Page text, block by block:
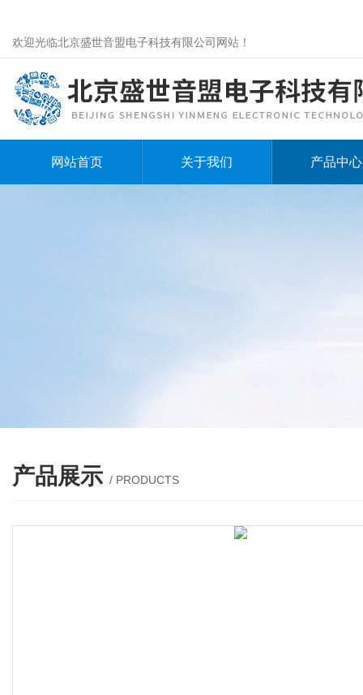
欢迎光临北京盛世音盟电子科技有限公司网站！
网站首页 关于我们 产品中心
产品展示 / PRODUCTS